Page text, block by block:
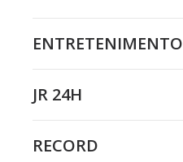
ENTRETENIMENTO
JR 24H
RECORD